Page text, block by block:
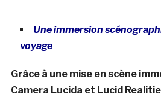
Une immersion
voyage
Grâce à une mise en scène
Camera Lucida et Lucid